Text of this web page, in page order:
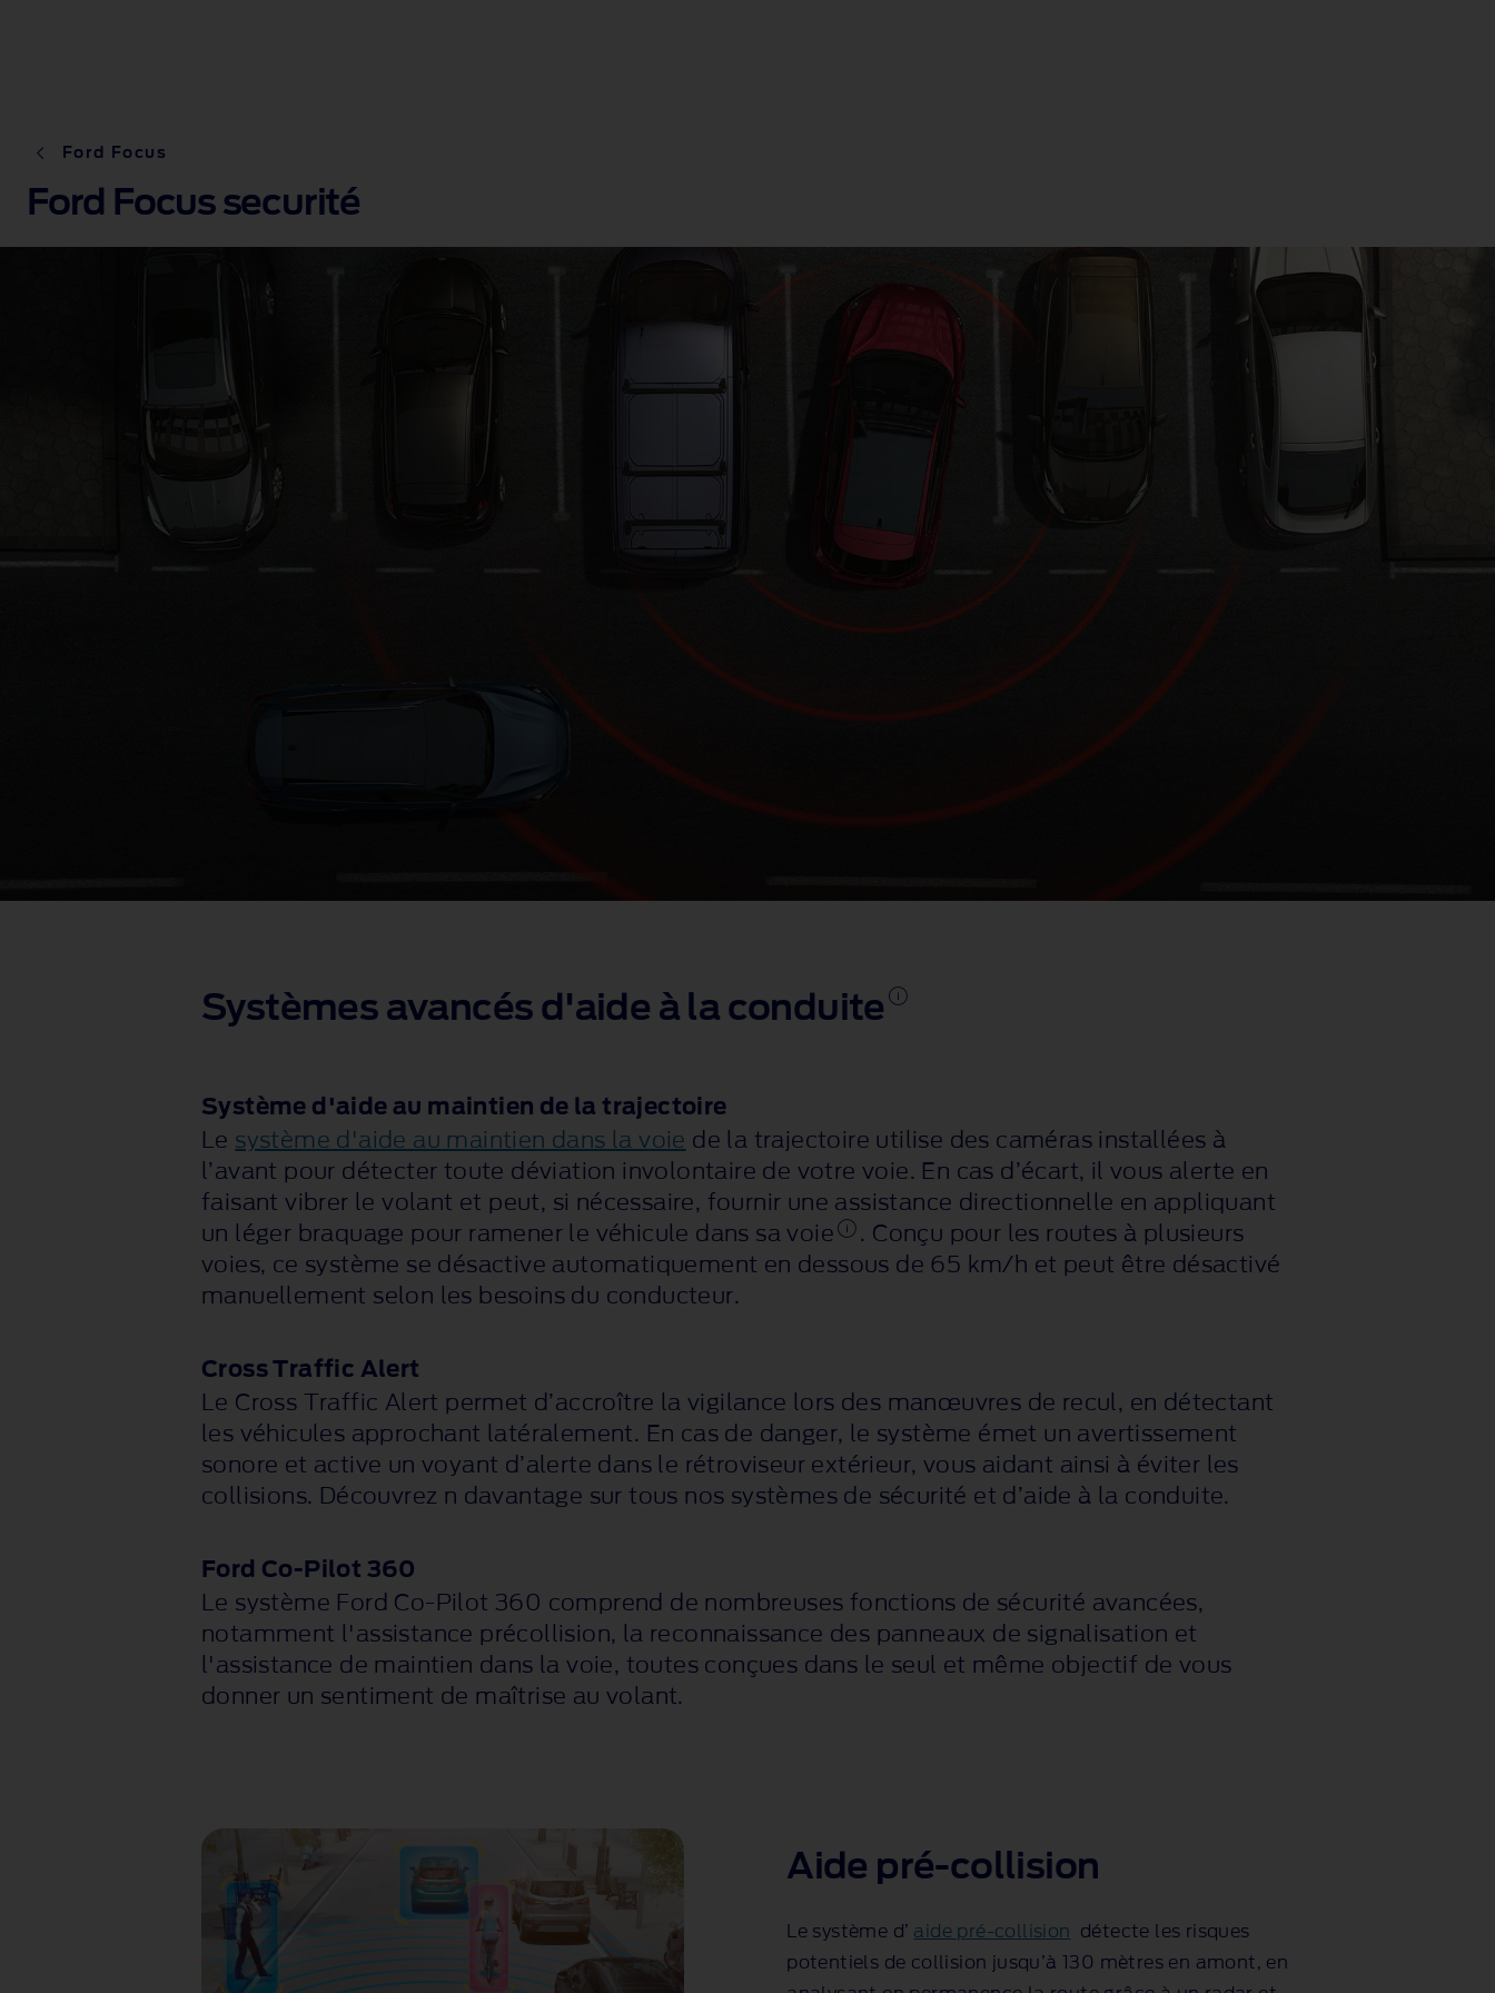
Ford Focus
Ford Focus securité
Systèmes avancés d'aide à la conduite
Système d'aide au maintien de la trajectoire
Le système d'aide au maintien dans la voie de la trajectoire utilise des caméras installées à
l’avant pour détecter toute déviation involontaire de votre voie. En cas d’écart, il vous alerte en
faisant vibrer le volant et peut, si nécessaire, fournir une assistance directionnelle en appliquant
un léger braquage pour ramener le véhicule dans sa voie
. Conçu pour les routes à plusieurs
voies, ce système se désactive automatiquement en dessous de 65 km/h et peut être désactivé
manuellement selon les besoins du conducteur.
Cross Traffic Alert
Le Cross Traffic Alert permet d’accroître la vigilance lors des manœuvres de recul, en détectant
les véhicules approchant latéralement. En cas de danger, le système émet un avertissement
sonore et active un voyant d’alerte dans le rétroviseur extérieur, vous aidant ainsi à éviter les
collisions. Découvrez n davantage sur tous nos systèmes de sécurité et d’aide à la conduite.
Ford Co-Pilot 360
Le système Ford Co-Pilot 360 comprend de nombreuses fonctions de sécurité avancées,
notamment l'assistance précollision, la reconnaissance des panneaux de signalisation et
l'assistance de maintien dans la voie, toutes conçues dans le seul et même objectif de vous
donner un sentiment de maîtrise au volant.
Aide pré-collision
Le système d’ aide pré-collision
détecte les risques
potentiels de collision jusqu’à 130 mètres en amont, en